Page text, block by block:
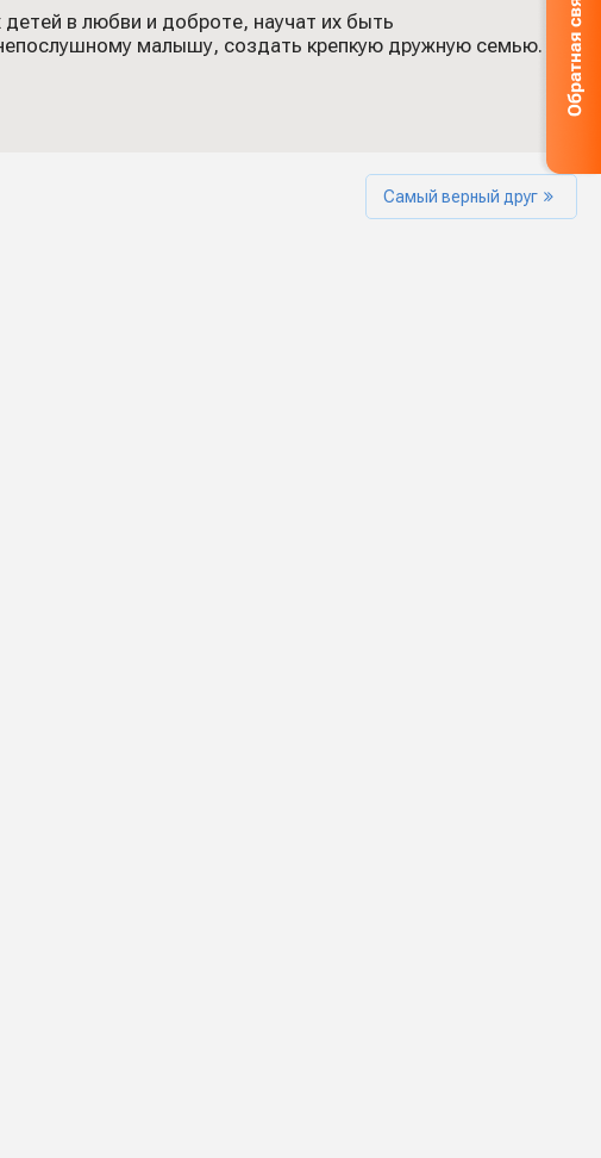
в любви и доброте, научат их быть
малышу, создать крепкую дружную семью.
Самый верный друг